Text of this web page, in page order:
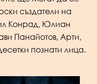
създатели на
Конрад, Юлиан
Панайотов, Арти,
познати лица.